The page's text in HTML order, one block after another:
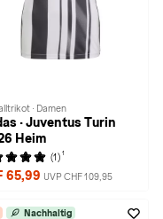
· Damen
· Juventus Turin
Heim
(1) 1
65,99 UVP CHF 109,95
Nachhaltig